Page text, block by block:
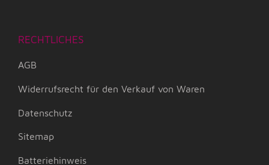
RECHTLICHES
AGB
Widerrufsrecht für den Verkauf von Waren
Datenschutz
Sitemap
Batteriehinweis